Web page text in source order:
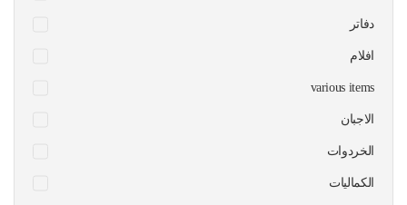
دفاتر
افلام
various items
الاجبان
الخردوات
الكماليات